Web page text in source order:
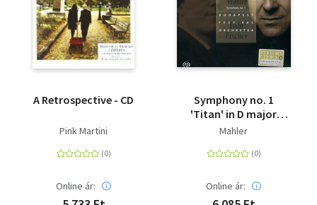
A Retrospective - CD
Pink Martini
Online ár:
Symphony no. 1
'Titan' in D major
1884-88 (Budapest
Fischer Iván) (SACD)
Mahler
Online ár: